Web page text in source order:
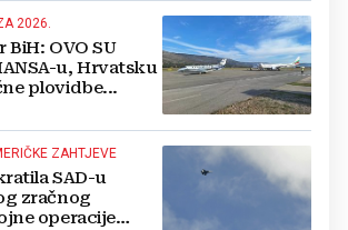
2026.
OVO SU
u, Hrvatsku
plovidbe...
ZAHTJEVE
SAD-u
zračnog
operacije